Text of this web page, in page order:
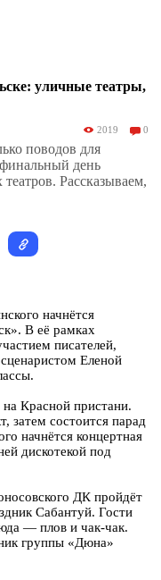
уличные театры,
2019 0
поводов для
день
Рассказываем,
начнётся
В её рамках
писателей,
Еленой
Красной пристани.
затем состоится парад
начнётся концертная
дискотекой под
ДК пройдёт
Сабантуй. Гости
— плов и чак-чак.
группы «Дюна»